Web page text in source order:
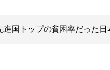
進国トップの貧困率だった